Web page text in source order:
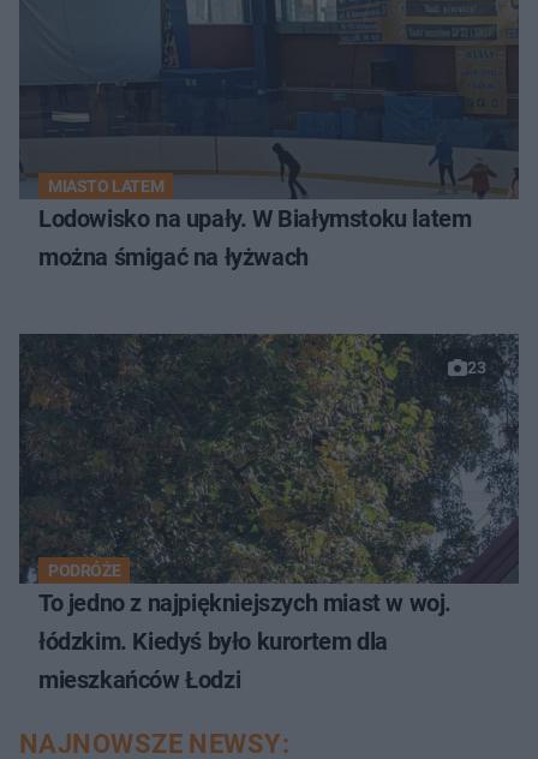
MIASTO LATEM
Lodowisko na upały. W Białymstoku latem
można śmigać na łyżwach
23
PODRÓŻE
To jedno z najpiękniejszych miast w woj.
łódzkim. Kiedyś było kurortem dla
mieszkańców Łodzi
NAJNOWSZE NEWSY: